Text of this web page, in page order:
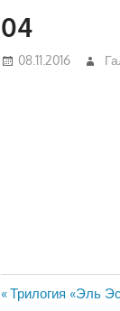
04
08.11.2016
Previous
Трилогия «Эль